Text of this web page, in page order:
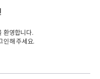
환영합니다.
인해 주세요.